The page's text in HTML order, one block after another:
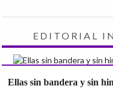
EDITORIAL
Ellas sin bandera y sin